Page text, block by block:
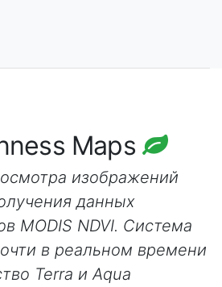
Maps
изображений
данных
MODIS NDVI. Система
в реальном времени
Terra и Aqua